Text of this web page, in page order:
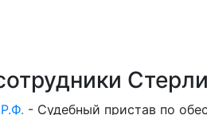
- Судебный пристав по